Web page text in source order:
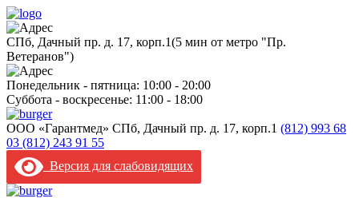
CПб, Дачный пр. д. 17, корп.1(5 мин от метро "Пр.
Ветеранов")
Понедельник - пятница: 10:00 - 20:00
Суббота - воскресенье: 11:00 - 18:00
ООО «Гарантмед» CПб, Дачный пр. д. 17, корп.1 (812) 993 68
03 (812) 243 91 55
Версия для слабовидящих